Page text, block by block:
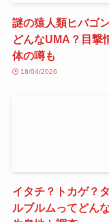
謎の猿人類ヒバゴ
どんなUMA？目撃
体の噂も
18/04/2026
イタチ？トカゲ？
ルブルムってどん